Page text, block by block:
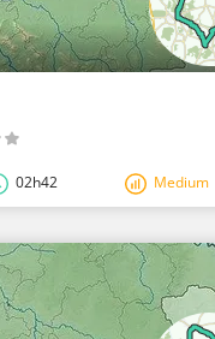
02h42 Medium